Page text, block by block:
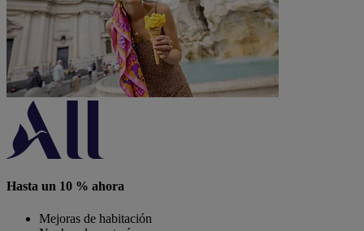
Hasta un 10 % ahora
Mejoras de habitación